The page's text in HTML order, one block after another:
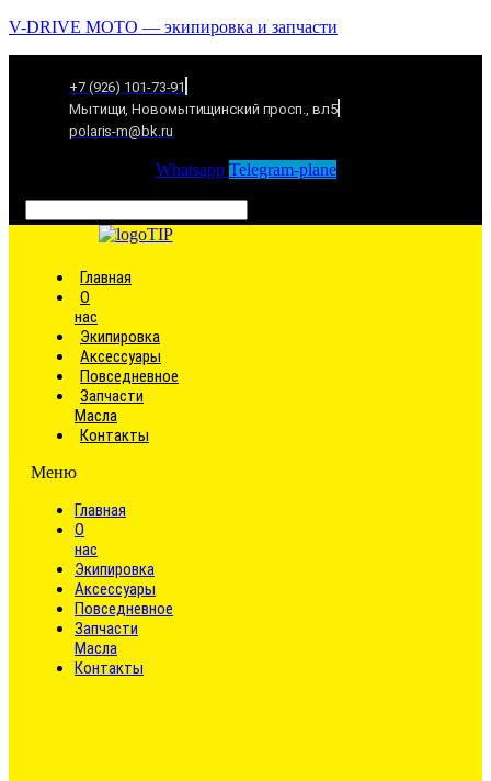
V-DRIVE MOTO — экипировка и запчасти
+7 (926) 101-73-91
Мытищи, Новомытищинский просп., вл5
polaris-m@bk.ru
Whatsapp Telegram-plane
Главная
О
нас
Экипировка
Аксессуары
Повседневное
Запчасти
Масла
Контакты
Меню
Главная
О
нас
Экипировка
Аксессуары
Повседневное
Запчасти
Масла
Контакты